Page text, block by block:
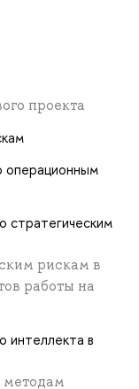
проекта
операционным
стратегическим
рискам в
работы на
интеллекта в
методам